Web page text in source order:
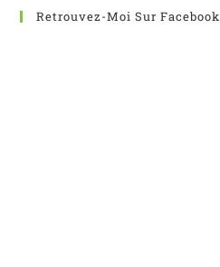
Retrouvez-Moi Sur Facebook